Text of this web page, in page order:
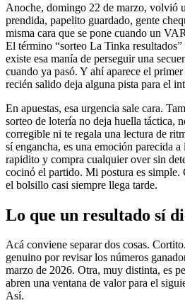
Anoche, domingo 22 de marzo, volvió
prendida, papelito guardado, gente
misma cara que se pone cuando un
El término “sorteo La Tinka resultados”
existe esa manía de perseguir una
cuando ya pasó. Y ahí aparece el
recién salido deja alguna pista para el
En apuestas, esa urgencia sale cara.
sorteo de lotería no deja huella táctica,
corregible ni te regala una lectura de
sí engancha, es una emoción parecida
rapidito y compra cualquier over sin
cocinó el partido. Mi postura es simple.
el bolsillo casi siempre llega tarde.
Lo que un resultado sí
Acá conviene separar dos cosas.
genuino por revisar los números
marzo de 2026. Otra, muy distinta, es
abren una ventana de valor para el
Así.